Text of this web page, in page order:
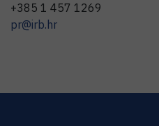
+385 1 457 1269
pr@irb.hr